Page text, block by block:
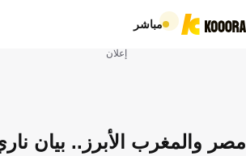
مباشر
إعلان